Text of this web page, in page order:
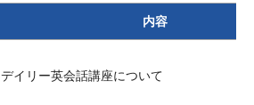
内容
デイリー英会話講座について